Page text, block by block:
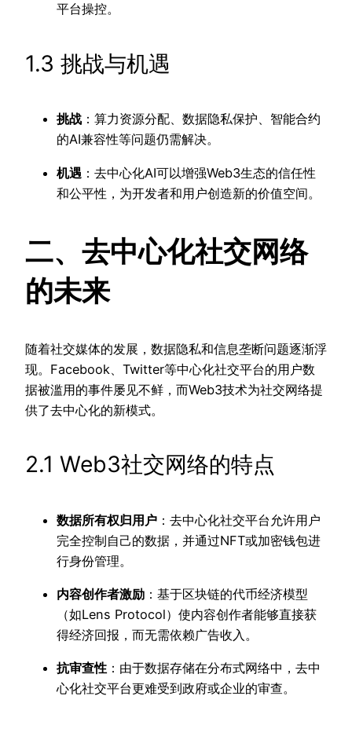
平台操控。
1.3 挑战与机遇
挑战 ：算力资源分配、数据隐私保护、智能合约
的AI兼容性等问题仍需解决。
机遇 ：去中心化AI可以增强Web3生态的信任性
和公平性，为开发者和用户创造新的价值空间。
二、去中心化社交网络
的未来
随着社交媒体的发展，数据隐私和信息垄断问题逐渐浮
现。Facebook、Twitter等中心化社交平台的用户数
据被滥用的事件屡见不鲜，而Web3技术为社交网络提
供了去中心化的新模式。
2.1 Web3社交网络的特点
数据所有权归用户 ：去中心化社交平台允许用户
完全控制自己的数据，并通过NFT或加密钱包进
行身份管理。
内容创作者激励 ：基于区块链的代币经济模型
（如Lens Protocol）使内容创作者能够直接获
得经济回报，而无需依赖广告收入。
抗审查性 ：由于数据存储在分布式网络中，去中
心化社交平台更难受到政府或企业的审查。